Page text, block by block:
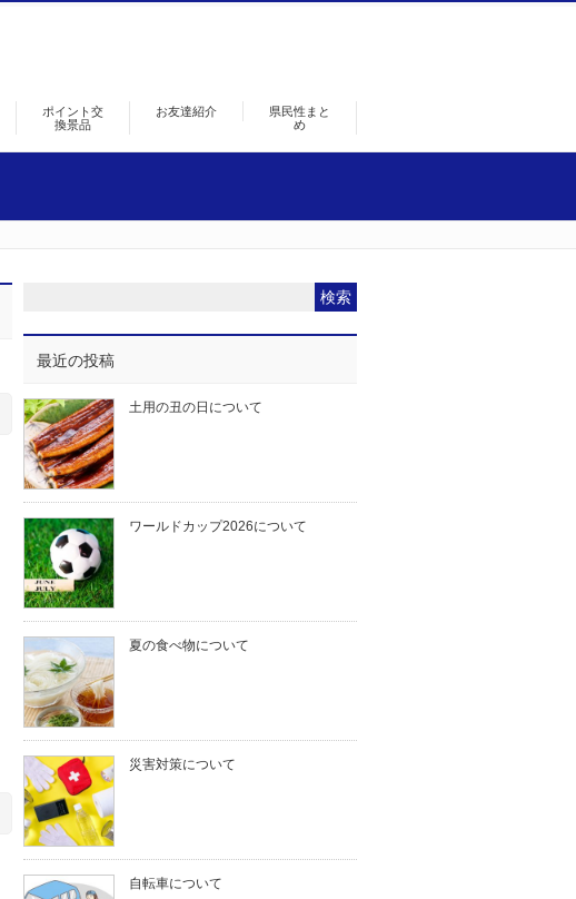
ポイント交
換景品
お友達紹介
県民性まと
め
最近の投稿
土用の丑の日について
ワールドカップ2026について
夏の食べ物について
災害対策について
自転車について